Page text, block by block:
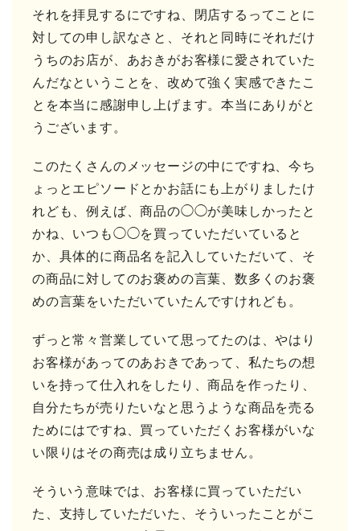
それを拝見するにですね、閉店するってことに
対しての申し訳なさと、それと同時にそれだけ
うちのお店が、あおきがお客様に愛されていた
んだなということを、改めて強く実感できたこ
とを本当に感謝申し上げます。本当にありがと
うございます。
このたくさんのメッセージの中にですね、今ち
ょっとエピソードとかお話にも上がりましたけ
れども、例えば、商品の◯◯が美味しかったと
かね、いつも◯◯を買っていただいていると
か、具体的に商品名を記入していただいて、そ
の商品に対してのお褒めの言葉、数多くのお褒
めの言葉をいただいていたんですけれども。
ずっと常々営業していて思ってたのは、やはり
お客様があってのあおきであって、私たちの想
いを持って仕入れをしたり、商品を作ったり、
自分たちが売りたいなと思うような商品を売る
ためにはですね、買っていただくお客様がいな
い限りはその商売は成り立ちません。
そういう意味では、お客様に買っていただい
た、支持していただいた、そういったことがこ